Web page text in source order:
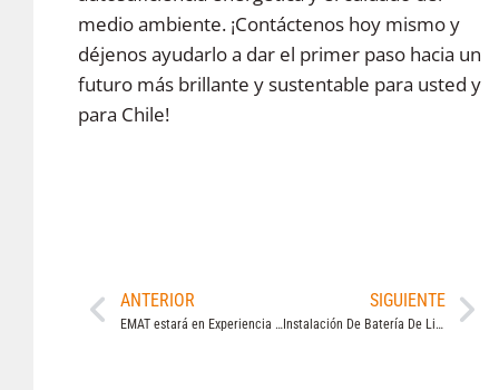
medio ambiente. ¡Contáctenos hoy mismo y
déjenos ayudarlo a dar el primer paso hacia un
futuro más brillante y sustentable para usted y
para Chile!
ANTERIOR
EMAT estará en Experiencia E: Feria de Autos Electricos y Energías Renovables
SIGUIENTE
Instalación De Batería De Litio Huawei LUNA2000 Para Sistemas Híbridos Y Off Grid